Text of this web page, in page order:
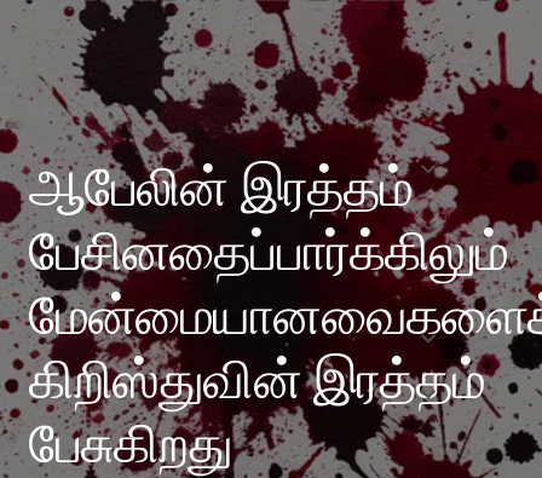
ஆபேலின் இரத்தம்
பேசினதைப்பார்க்கிலும்
கிறிஸ்துவின் இரத்தம்
பேசுகிறது